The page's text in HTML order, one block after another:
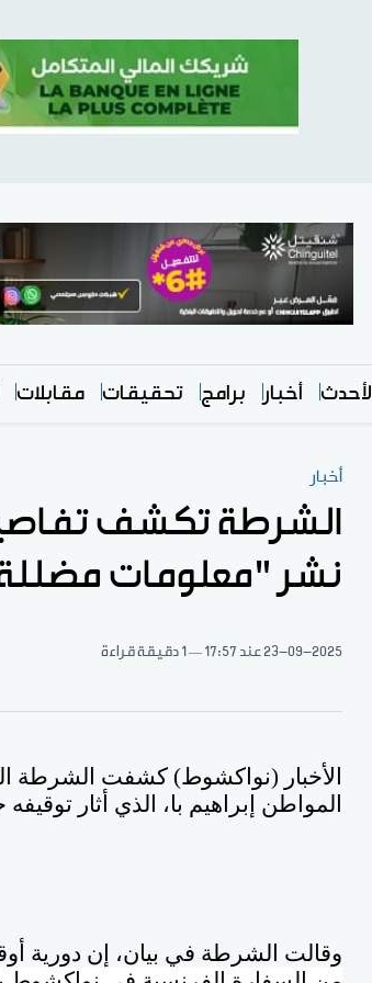
الأحدث أخبار برامج تحقيقات مقابلات
أخبار
الشرطة تكشف
نشر "معلومات
23-09-2025عند 17:57 1 دقيقة قراءة
الأخبار (نواكشوط) كشفت الشرطة
المواطن إبراهيم با، الذي أثار
وقالت الشرطة في بيان، إن دورية أوقفت شخصا